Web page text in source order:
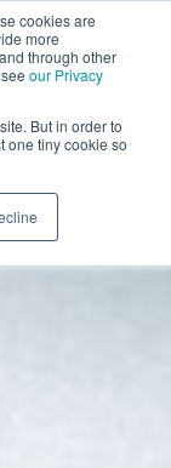
cookies are
more
through other
our Privacy
But in order to
one tiny cookie so